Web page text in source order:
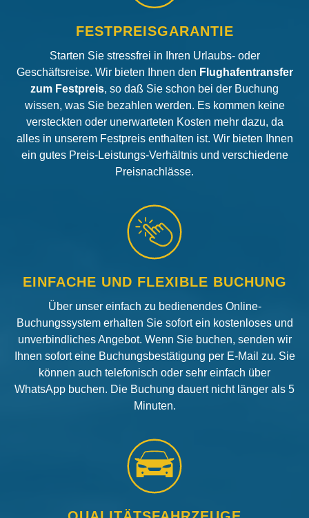
FESTPREISGARANTIE
Starten Sie stressfrei in Ihren Urlaubs- oder
Geschäftsreise. Wir bieten Ihnen den Flughafentransfer
zum Festpreis, so daß Sie schon bei der Buchung
wissen, was Sie bezahlen werden. Es kommen keine
versteckten oder unerwarteten Kosten mehr dazu, da
alles in unserem Festpreis enthalten ist. Wir bieten Ihnen
ein gutes Preis-Leistungs-Verhältnis und verschiedene
Preisnachlässe.
EINFACHE UND FLEXIBLE BUCHUNG
Über unser einfach zu bedienendes Online-
Buchungssystem erhalten Sie sofort ein kostenloses und
unverbindliches Angebot. Wenn Sie buchen, senden wir
Ihnen sofort eine Buchungsbestätigung per E-Mail zu. Sie
können auch telefonisch oder sehr einfach über
WhatsApp buchen. Die Buchung dauert nicht länger als 5
Minuten.